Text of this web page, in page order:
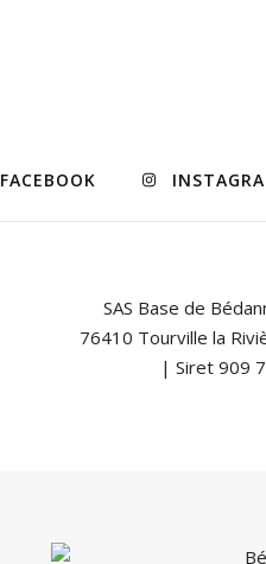
FACEBOOK
SAS Base de
76410 Tourville la
| Siret 909